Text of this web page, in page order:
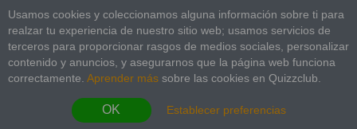
Usamos cookies y coleccionamos alguna información sobre ti para
realzar tu experiencia de nuestro sitio web; usamos servicios de
terceros para proporcionar rasgos de medios sociales, personalizar
contenido y anuncios, y asegurarnos que la página web funciona
correctamente. Aprender más sobre las cookies en Quizzclub.
OK Establecer preferencias